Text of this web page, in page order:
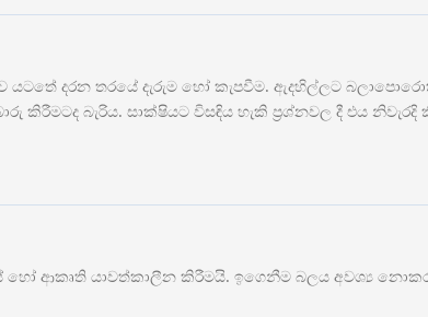
දරන තරයේ දැරුම හෝ කැපවීම. ඇදහිල්ලට
බැරිය. සාක්ෂියට විසඳිය හැකි ප්‍රශ්නවල දී එය නිවැරදි
ආකෘති යාවත්කාලීන කිරීමයි. ඉගෙනීම බලය අවශ්‍ය නොකර